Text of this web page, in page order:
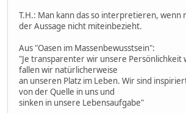
T.H.: Man kann das so interpretieren, wenn
der Aussage nicht miteinbezieht.
Aus "Oasen im Massenbewusstsein":
"Je transparenter wir unsere Persönlichkeit
fallen wir natürlicherweise
an unseren Platz im Leben. Wir sind
von der Quelle in uns und
sinken in unsere Lebensaufgabe"